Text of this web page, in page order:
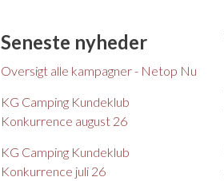
Seneste nyheder
Oversigt alle kampagner - Netop Nu
KG Camping Kundeklub
Konkurrence august 26
KG Camping Kundeklub
Konkurrence juli 26